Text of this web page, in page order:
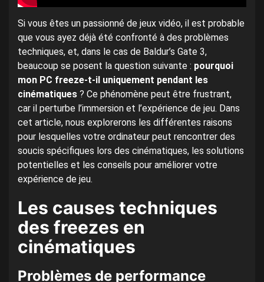
Si vous êtes un passionné de jeux vidéo, il est probable
que vous ayez déjà été confronté à des problèmes
techniques, et, dans le cas de Baldur’s Gate 3,
beaucoup se posent la question suivante : pourquoi
mon PC freeze-t-il uniquement pendant les
cinématiques ? Ce phénomène peut être frustrant,
car il perturbe l’immersion et l’expérience de jeu. Dans
cet article, nous explorerons les différentes raisons
pour lesquelles votre ordinateur peut rencontrer des
soucis spécifiques lors des cinématiques, les solutions
potentielles et les conseils pour améliorer votre
expérience de jeu.
Les causes techniques
des freezes en
cinématiques
Problèmes de performance